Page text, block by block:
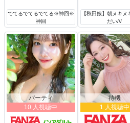
でてるでてるでてる※神回※
神回
【秋田娘】朝ヌキヌ
だい///
パーティ
10 人視聴中
待機
1 人視聴中